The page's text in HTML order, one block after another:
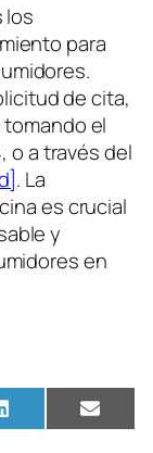
los
para
de cita,
el
o a través del
. La
es crucial
y
en
Compartir
en
LinkedIn
en
Email